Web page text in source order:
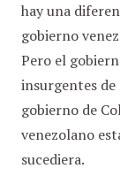
hay una
gobierno
Pero el
insurgentes de
gobierno de
venezolano
sucediera.